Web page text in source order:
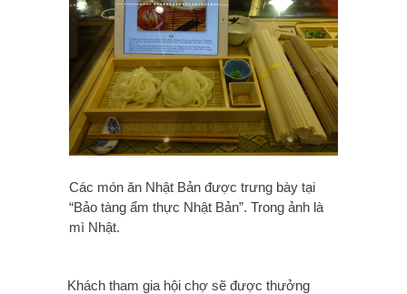
Các món ăn Nhật Bản được trưng bày tại
“Bảo tàng ẩm thực Nhật Bản”. Trong ảnh là
mì Nhật.
Khách tham gia hội chợ sẽ được thưởng